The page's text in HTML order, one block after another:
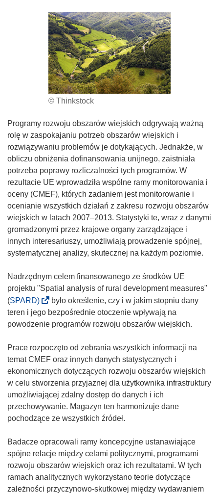
© Thinkstock
Programy rozwoju obszarów wiejskich odgrywają ważną
rolę w zaspokajaniu potrzeb obszarów wiejskich i
rozwiązywaniu problemów je dotykających. Jednakże, w
obliczu obniżenia dofinansowania unijnego, zaistniała
potrzeba poprawy rozliczalności tych programów. W
rezultacie UE wprowadziła wspólne ramy monitorowania i
oceny (CMEF), których zadaniem jest monitorowanie i
ocenianie wszystkich działań z zakresu rozwoju obszarów
wiejskich w latach 2007–2013. Statystyki te, wraz z danymi
gromadzonymi przez krajowe organy zarządzające i
innych interesariuszy, umożliwiają prowadzenie spójnej,
systematycznej analizy, skutecznej na każdym poziomie.
Nadrzędnym celem finansowanego ze środków UE
projektu "Spatial analysis of rural development measures"
(SPARD)(
o
d
o
ś
n
i
k
o
t
o
r
z
y
s
było określenie, czy i w jakim stopniu dany
teren i jego bezpośrednie otoczenie wpływają na
powodzenie programów rozwoju obszarów wiejskich.
Prace rozpoczęto od zebrania wszystkich informacji na
temat CMEF oraz innych danych statystycznych i
ekonomicznych dotyczących rozwoju obszarów wiejskich
w celu stworzenia przyjaznej dla użytkownika infrastruktury
umożliwiającej zdalny dostęp do danych i ich
przechowywanie. Magazyn ten harmonizuje dane
pochodzące ze wszystkich źródeł.
Badacze opracowali ramy koncepcyjne ustanawiające
spójne relacje między celami politycznymi, programami
rozwoju obszarów wiejskich oraz ich rezultatami. W tych
ramach analitycznych wykorzystano teorie dotyczące
zależności przyczynowo-skutkowej między wydawaniem